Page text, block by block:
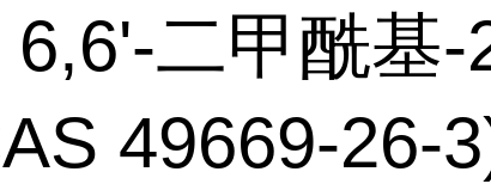
6,6'-二甲酰基-
49669-26-